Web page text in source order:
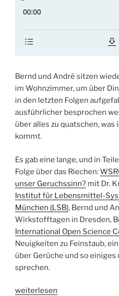
Bernd und André sitzen
im Wohnzimmer, um über
in den letzten Folgen
ausführlicher besprochen
über alles zu quatschen, was
kommt.
Es gab eine lange, und in
Folge über das Riechen:
unser Geruchssinn? mit Dr.
Institut für Lebensmittel-
München (LSB), Bernd und
Wirkstofftagen in Dresden,
International Open Science
Neuigkeiten zu Feinstaub,
über Gerüche und so
sprechen.
„WSR014
weiterlesen